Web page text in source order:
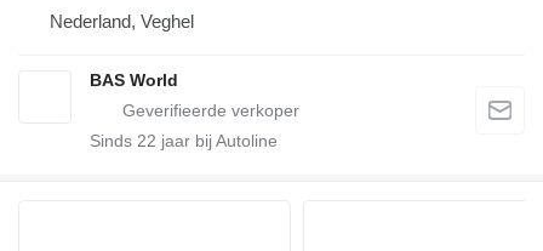
Nederland, Veghel
BAS World
Sinds 22 jaar bij Autoline